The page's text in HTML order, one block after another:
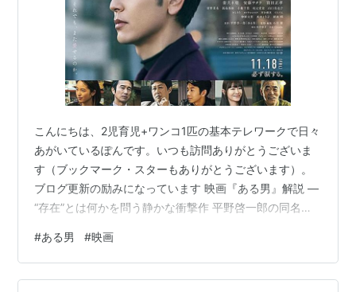
こんにちは、2児育児+ワンコ1匹の基本テレワークで日々
あがいているぽんです。いつも訪問ありがとうございま
す（ブックマーク・スターもありがとうございます）。
ブログ更新の励みになっています 映画『ある男』解説 ―
“存在”とは何かを問う静かな衝撃作 平野啓一郎の同名小
んだ夫の「正体」が別人だったという、一見ミステリー
のような題材を扱いながら、その奥に「個人とは何か」
「名前とは何か」「罪と赦しとは何か」という哲学的な
#ある男 #映画